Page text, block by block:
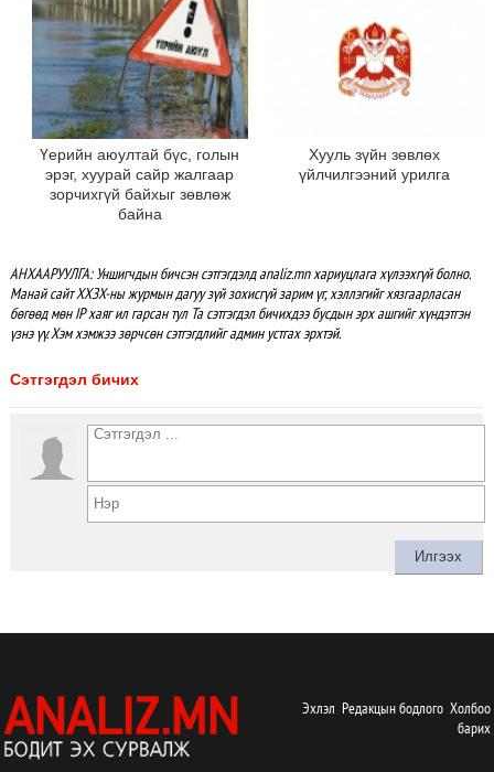
Үерийн аюултай бүс, голын
эрэг, хуурай сайр жалгаар
зорчихгүй байхыг зөвлөж
байна
Хууль зүйн зөвлөх
үйлчилгээний урилга
АНХААРУУЛГА: Уншигчдын бичсэн сэтгэгдэлд analiz.mn хариуцлага хүлээхгүй болно.
Манай сайт ХХЗХ-ны журмын дагуу зүй зохисгүй зарим үг, хэллэгийг хязгаарласан
бөгөөд мөн IP хаяг ил гарсан тул Та сэтгэгдэл бичихдээ бусдын эрх ашгийг хүндэтгэн
үзнэ үү. Хэм хэмжээ зөрчсөн сэтгэгдлийг админ устгах эрхтэй.
Сэтгэгдэл бичих
Эхлэл Редакцын бодлого Холбоо
барих